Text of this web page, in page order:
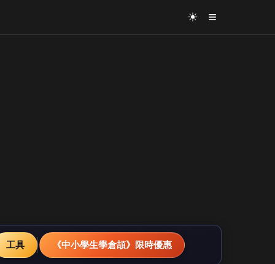
☀ ≡
工具 《中小學生學倉頡》限時優惠